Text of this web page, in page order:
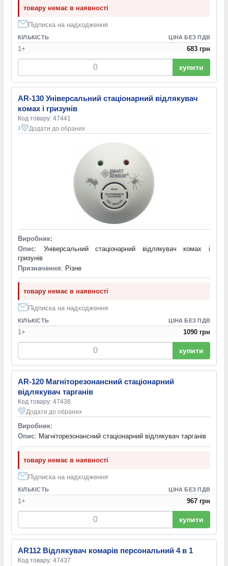
товару немає в наявності
Підписка на надходження
КІЛЬКІСТЬ ЦІНА БЕЗ ПДВ
1+ 683 грн
купити
AR-130 Універсальний стаціонарний відлякувач
комах і гризунів
Код товару: 47441
1 Додати до обраних
Виробник:
Опис: Універсальний стаціонарний відлякувач комах і
гризунів
Призначення: Різне
товару немає в наявності
Підписка на надходження
КІЛЬКІСТЬ ЦІНА БЕЗ ПДВ
1+ 1090 грн
купити
AR-120 Магніторезонансний стаціонарний
відлякувач тарганів
Код товару: 47438
Додати до обраних
Виробник:
Опис: Магніторезонансний стаціонарний відлякувач тарганів
товару немає в наявності
Підписка на надходження
КІЛЬКІСТЬ ЦІНА БЕЗ ПДВ
1+ 967 грн
купити
AR112 Відлякувач комарів персональний 4 в 1
Код товару: 47437